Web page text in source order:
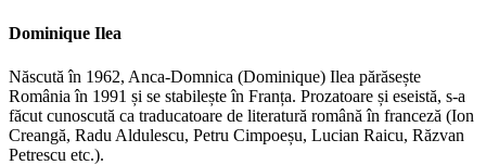
Dominique Ilea
Născută în 1962, Anca-Domnica (Dominique) Ilea părăsește
România în 1991 și se stabilește în Franța. Prozatoare și eseistă, s-a
făcut cunoscută ca traducatoare de literatură română în franceză (Ion
Creangă, Radu Aldulescu, Petru Cimpoeșu, Lucian Raicu, Răzvan
Petrescu etc.).